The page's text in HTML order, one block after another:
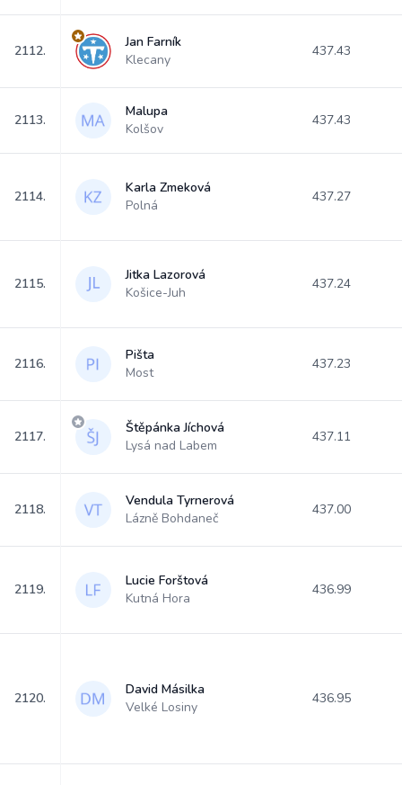
2112.
Jan Farník
Klecany
437.43
2113.
Malupa
Kolšov
437.43
2114.
Karla Zmeková
Polná
437.27
2115.
Jitka Lazorová
Košice-Juh
437.24
2116.
Pišta
Most
437.23
2117.
Štěpánka Jíchová
Lysá nad Labem
437.11
2118.
Vendula Tyrnerová
Lázně Bohdaneč
437.00
2119.
Lucie Forštová
Kutná Hora
436.99
2120.
David Másilka
Velké Losiny
436.95